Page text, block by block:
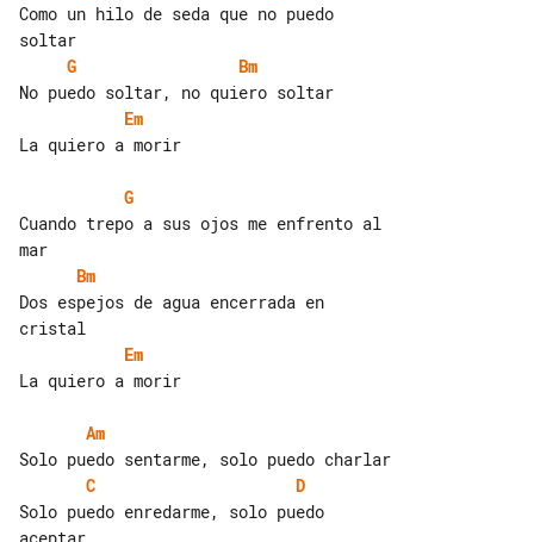
Como un hilo de seda que no puedo
G
Bm
Em
La quiero a morir
G
Cuando trepo a sus ojos me enfrento al
Bm
Dos espejos de agua encerrada en
Em
La quiero a morir
Am
C
D
Solo puedo enredarme, solo puedo